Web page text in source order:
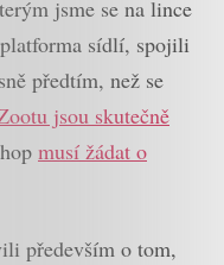
jsme se na lince
sídlí, spojili
předtím, než se
jsou skutečně
musí žádat o
především o tom,